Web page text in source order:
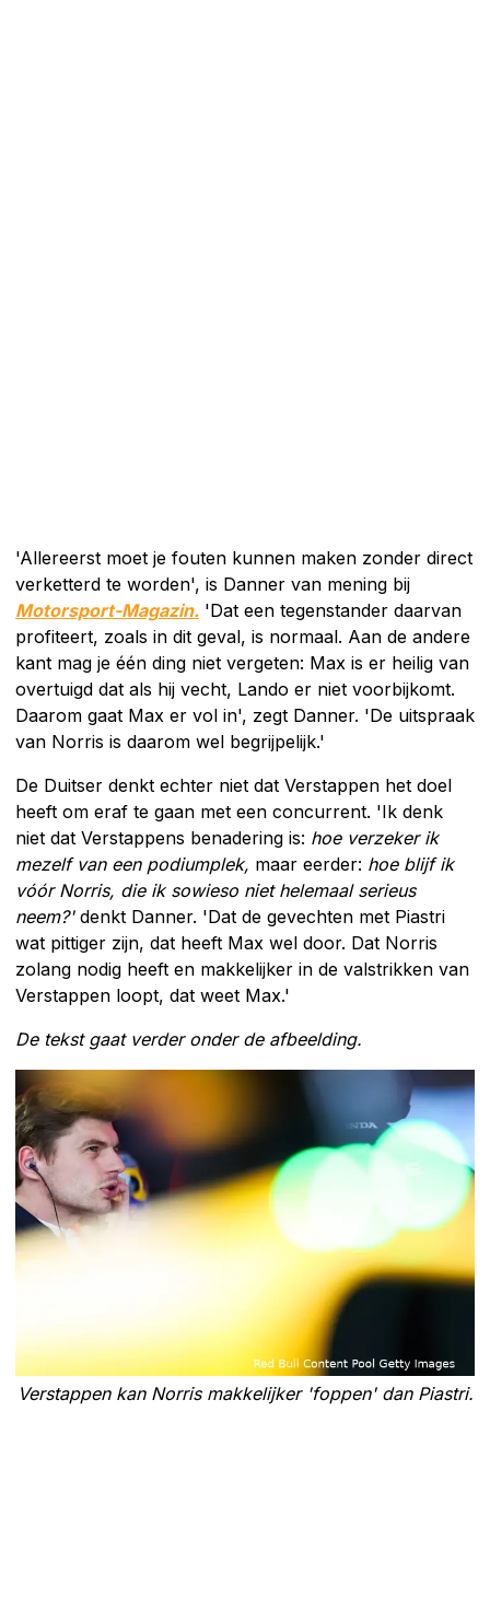
'Allereerst moet je fouten kunnen maken zonder direct
verketterd te worden', is Danner van mening bij
Motorsport-Magazin. 'Dat een tegenstander daarvan
profiteert, zoals in dit geval, is normaal. Aan de andere
kant mag je één ding niet vergeten: Max is er heilig van
overtuigd dat als hij vecht, Lando er niet voorbijkomt.
Daarom gaat Max er vol in', zegt Danner. 'De uitspraak
van Norris is daarom wel begrijpelijk.'
De Duitser denkt echter niet dat Verstappen het doel
heeft om eraf te gaan met een concurrent. 'Ik denk
niet dat Verstappens benadering is: hoe verzeker ik
mezelf van een podiumplek, maar eerder: hoe blijf ik
vóór Norris, die ik sowieso niet helemaal serieus
neem?'denkt Danner. 'Dat de gevechten met Piastri
wat pittiger zijn, dat heeft Max wel door. Dat Norris
zolang nodig heeft en makkelijker in de valstrikken van
Verstappen loopt, dat weet Max.'
De tekst gaat verder onder de afbeelding.
Verstappen kan Norris makkelijker 'foppen' dan Piastri.